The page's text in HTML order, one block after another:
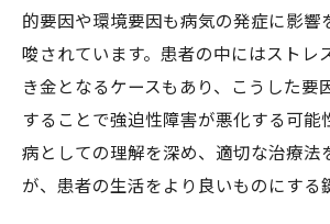
成功した治療計画の具体例
患者の声：成功事例から学
治療のモチベーションを維
法
強迫性障害の治療における
的要因や環境要因も病気の発症に影響
唆されています。患者の中にはストレ
き金となるケースもあり、こうした要
することで強迫性障害が悪化する可能
病としての理解を深め、適切な治療法
が、患者の生活をより良いものにする